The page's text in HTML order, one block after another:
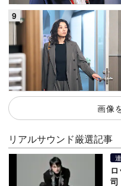
画像
リアルサウンド厳選記事
司